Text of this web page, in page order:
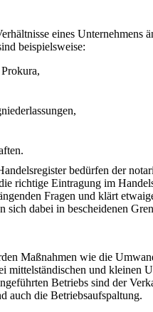
eines Unternehmens
beispielsweise:
bedürfen der
richtige Eintragung im
Fragen und klärt
sich dabei in bescheidenen
Maßnahmen wie die
mittelständischen und kleinen
Betriebs sind der
auch die Betriebsaufspaltung.